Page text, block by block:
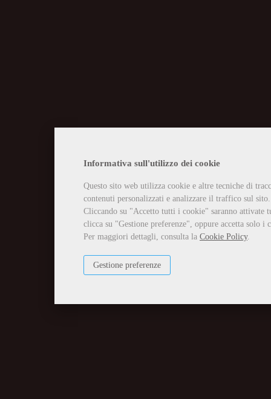
Informativa sull'utilizzo dei cookie
Questo sito web utilizza cookie e altre tecniche di
contenuti personalizzati e analizzare il traffico sul sito.
Cliccando su "Accetto tutti i cookie" saranno attivate
clicca su "Gestione preferenze", oppure accetta solo
Per maggiori dettagli, consulta la Cookie Policy.
Gestione preferenze
CHIUSURA
Vi informiamo che la casa
Tutti gli ordini ricevuti in tali
Per qualsiasi necessità